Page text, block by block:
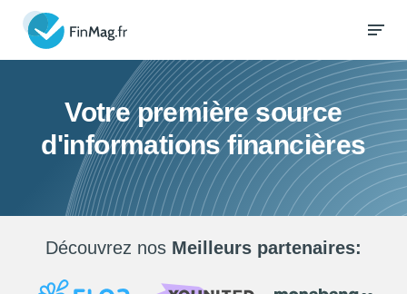
Votre première source
d'informations financières
Découvrez nos Meilleurs partenaires: